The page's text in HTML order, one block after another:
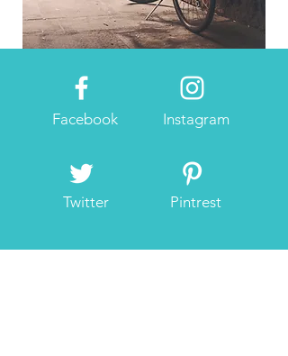
Facebook
Twitter
Instagram
Pintrest